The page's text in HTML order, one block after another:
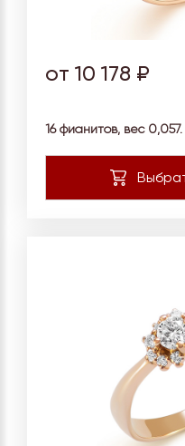
от 10 178 ₽
16 фианитов, вес 0,057.